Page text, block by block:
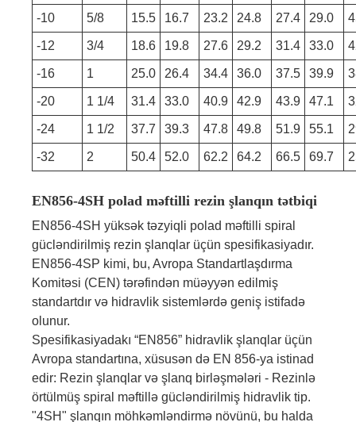
-10 5/8 15.5 16.7 23.2 24.8 27.4 29.0
-12 3/4 18.6 19.8 27.6 29.2 31.4 33.0
-16 1 25.0 26.4 34.4 36.0 37.5 39.9
-20 1 1/4 31.4 33.0 40.9 42.9 43.9 47.1
-24 1 1/2 37.7 39.3 47.8 49.8 51.9 55.1
-32 2 50.4 52.0 62.2 64.2 66.5 69.7
EN856-4SH polad məftilli rezin şlanqın tətbiqi
EN856-4SH yüksək təzyiqli polad məftilli spiral
gücləndirilmiş rezin şlanqlar üçün spesifikasiyadır.
EN856-4SP kimi, bu, Avropa Standartlaşdırma
Komitəsi (CEN) tərəfindən müəyyən edilmiş
standartdır və hidravlik sistemlərdə geniş istifadə
olunur.
Spesifikasiyadakı “EN856” hidravlik şlanqlar üçün
Avropa standartına, xüsusən də EN 856-ya istinad
edir: Rezin şlanqlar və şlanq birləşmələri - Rezinlə
örtülmüş spiral məftillə gücləndirilmiş hidravlik tip.
"4SH" şlanqın möhkəmləndirmə növünü, bu halda